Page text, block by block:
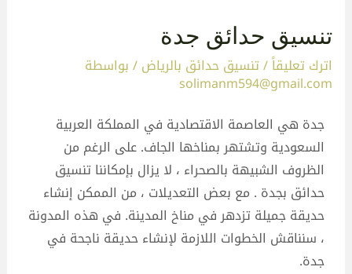
تنسيق حدائق جدة
اترك تعليقاً/تنسيق حدائق بالرياض/ بواسطة
solimanm594@gmail.com
جدة هي العاصمة الاقتصادية في المملكة العربية
السعودية وتشتهر بمناخها الجاف. على الرغم من
الظروف الشبيهة بالصحراء ، لا يزال بإمكاننا تنسيق
حدائق بجدة . مع بعض التعديلات ، من الممكن إنشاء
حديقة جميلة تزدهر في مناخ المدينة. في هذه المدونة
، سنناقش الخطوات اللازمة لإنشاء حديقة ناجحة في
جدة.